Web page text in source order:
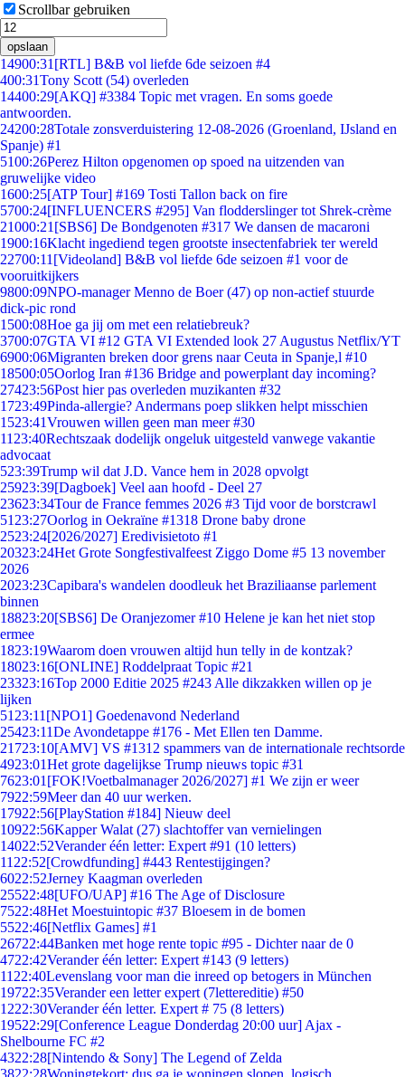
Scrollbar gebruiken
opslaan
14900:31 [RTL] B&B vol liefde 6de seizoen #4
400:31Tony Scott (54) overleden
14400:29[AKQ] #3384 Topic met vragen. En soms goede
antwoorden.
24200:28Totale zonsverduistering 12-08-2026 (Groenland, IJsland en
Spanje) #1
5100:26Perez Hilton opgenomen op spoed na uitzenden van
gruwelijke video
1600:25[ATP Tour] #169 Tosti Tallon back on fire
5700:24[INFLUENCERS #295] Van flodderslinger tot Shrek-crème
21000:21 [SBS6] De Bondgenoten #317 We dansen de macaroni
1900:16Klacht ingediend tegen grootste insectenfabriek ter wereld
22700:11 [Videoland] B&B vol liefde 6de seizoen #1 voor de
vooruitkijkers
9800:09NPO-manager Menno de Boer (47) op non-actief stuurde
dick-pic rond
1500:08Hoe ga jij om met een relatiebreuk?
3700:07GTA VI #12 GTA VI Extended look 27 Augustus Netflix/YT
6900:06Migranten breken door grens naar Ceuta in Spanje,l #10
18500:05Oorlog Iran #136 Bridge and powerplant day incoming?
27423:56Post hier pas overleden muzikanten #32
1723:49Pinda-allergie? Andermans poep slikken helpt misschien
1523:41Vrouwen willen geen man meer #30
11 23:40Rechtszaak dodelijk ongeluk uitgesteld vanwege vakantie
advocaat
523:39Trump wil dat J.D. Vance hem in 2028 opvolgt
25923:39[Dagboek] Veel aan hoofd - Deel 27
23623:34Tour de France femmes 2026 #3 Tijd voor de borstcrawl
51 23:27Oorlog in Oekraïne #1318 Drone baby drone
2523:24[2026/2027] Eredivisietoto #1
20323:24Het Grote Songfestivalfeest Ziggo Dome #5 13 november
2026
2023:23Capibara's wandelen doodleuk het Braziliaanse parlement
binnen
18823:20[SBS6] De Oranjezomer #10 Helene je kan het niet stop
ermee
1823:19Waarom doen vrouwen altijd hun telly in de kontzak?
18023:16[ONLINE] Roddelpraat Topic #21
23323:16Top 2000 Editie 2025 #243 Alle dikzakken willen op je
lijken
51 23:11 [NPO1] Goedenavond Nederland
25423:11De Avondetappe #176 - Met Ellen ten Damme.
21723:10[AMV] VS #1312 spammers van de internationale rechtsorde
4923:01Het grote dagelijkse Trump nieuws topic #31
7623:01 [FOK!Voetbalmanager 2026/2027] #1 We zijn er weer
7922:59Meer dan 40 uur werken.
17922:56[PlayStation #184] Nieuw deel
10922:56Kapper Walat (27) slachtoffer van vernielingen
14022:52Verander één letter: Expert #91 (10 letters)
11 22:52[Crowdfunding] #443 Rentestijgingen?
6022:52Jerney Kaagman overleden
25522:48[UFO/UAP] #16 The Age of Disclosure
7522:48Het Moestuintopic #37 Bloesem in de bomen
5522:46[Netflix Games] #1
26722:44Banken met hoge rente topic #95 - Dichter naar de 0
4722:42Verander één letter: Expert #143 (9 letters)
11 22:40Levenslang voor man die inreed op betogers in München
19722:35Verander een letter expert (7lettereditie) #50
1222:30Verander één letter. Expert # 75 (8 letters)
19522:29[Conference League Donderdag 20:00 uur] Ajax -
Shelbourne FC #2
4322:28[Nintendo & Sony] The Legend of Zelda
3822:28Woningtekort: dus ga je woningen slopen, logisch